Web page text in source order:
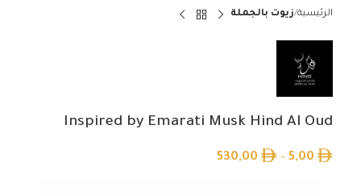
الرئيسية زيوت بالجملة
Inspired by Emarati Musk Hind Al Oud
5,00
–
530,00